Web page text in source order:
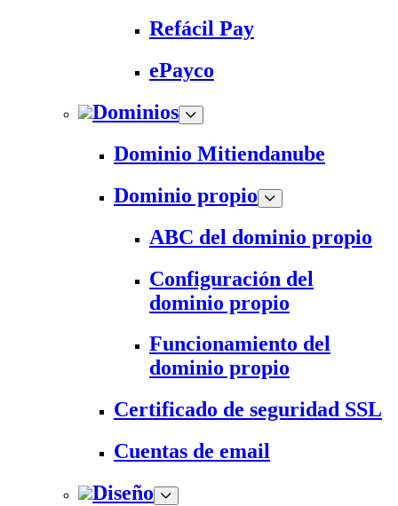
Refácil Pay
ePayco
Dominios
Dominio Mitiendanube
Dominio propio
ABC del dominio propio
Configuración del
dominio propio
Funcionamiento del
dominio propio
Certificado de seguridad SSL
Cuentas de email
Diseño